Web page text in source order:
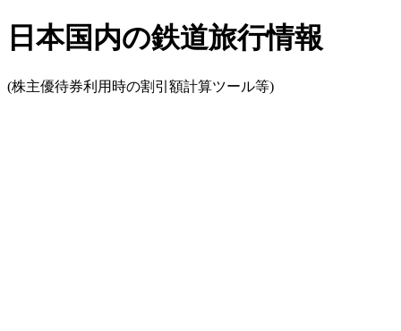
日本国内の鉄道旅行情報
(株主優待券利用時の割引額計算ツール等)